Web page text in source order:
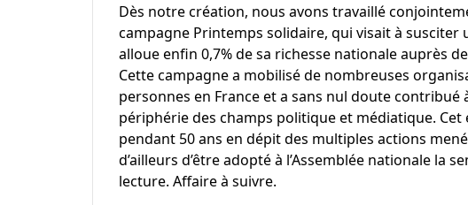
Dès notre création, nous avons travaillé
campagne Printemps solidaire, qui visait à susciter
alloue enfin 0,7% de sa richesse nationale auprès
Cette campagne a mobilisé de nombreuses
personnes en France et a sans nul doute contribué
périphérie des champs politique et médiatique. Cet
pendant 50 ans en dépit des multiples actions
d’ailleurs d’être adopté à l’Assemblée nationale la
lecture. Affaire à suivre.